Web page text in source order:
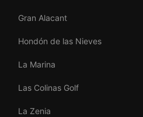
Gran Alacant
Hondón de las Nieves
La Marina
Las Colinas Golf
La Zenia